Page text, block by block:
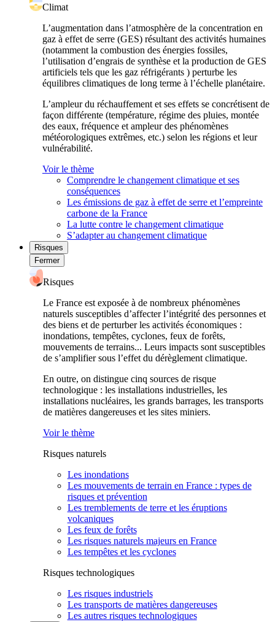
Climat
L’augmentation dans l’atmosphère de la concentration en
gaz à effet de serre (GES) résultant des activités humaines
(notamment la combustion des énergies fossiles,
l’utilisation d’engrais de synthèse et la production de GES
artificiels tels que les gaz réfrigérants ) perturbe les
équilibres climatiques de long terme à l’échelle planétaire.
L’ampleur du réchauffement et ses effets se concrétisent de
façon différente (température, régime des pluies, montée
des eaux, fréquence et ampleur des phénomènes
météorologiques extrêmes, etc.) selon les régions et leur
vulnérabilité.
Voir le thème
Comprendre le changement climatique et ses
conséquences
Les émissions de gaz à effet de serre et l’empreinte
carbone de la France
La lutte contre le changement climatique
S’adapter au changement climatique
Risques
Fermer
Risques
Le France est exposée à de nombreux phénomènes
naturels susceptibles d’affecter l’intégrité des personnes et
des biens et de perturber les activités économiques :
inondations, tempêtes, cyclones, feux de forêts,
mouvements de terrains... Leurs impacts sont susceptibles
de s’amplifier sous l’effet du dérèglement climatique.
En outre, on distingue cinq sources de risque
technologique : les installations industrielles, les
installations nucléaires, les grands barrages, les transports
de matières dangereuses et les sites miniers.
Voir le thème
Risques naturels
Les inondations
Les mouvements de terrain en France : types de
risques et prévention
Les tremblements de terre et les éruptions
volcaniques
Les feux de forêts
Les risques naturels majeurs en France
Les tempêtes et les cyclones
Risques technologiques
Les risques industriels
Les transports de matières dangereuses
Les autres risques technologiques